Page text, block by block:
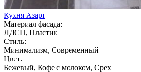
Кухня Азарт
Материал фасада:
ЛДСП, Пластик
Стиль:
Минимализм, Современный
Цвет:
Бежевый, Кофе с молоком, Орех